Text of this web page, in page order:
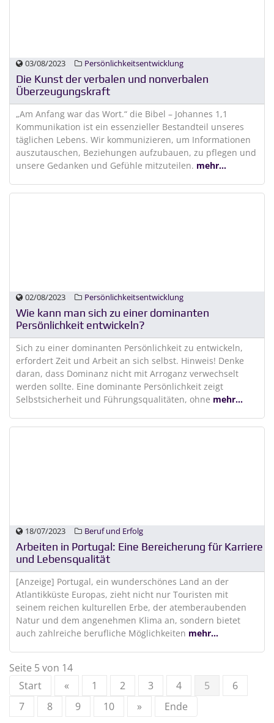
03/08/2023 Persönlichkeitsentwicklung
Die Kunst der verbalen und nonverbalen
Überzeugungskraft
„Am Anfang war das Wort.“ die Bibel – Johannes 1,1
Kommunikation ist ein essenzieller Bestandteil unseres
täglichen Lebens. Wir kommunizieren, um Informationen
auszutauschen, Beziehungen aufzubauen, zu pflegen und
unsere Gedanken und Gefühle mitzuteilen. mehr...
02/08/2023 Persönlichkeitsentwicklung
Wie kann man sich zu einer dominanten
Persönlichkeit entwickeln?
Sich zu einer dominanten Persönlichkeit zu entwickeln,
erfordert Zeit und Arbeit an sich selbst. Hinweis! Denke
daran, dass Dominanz nicht mit Arroganz verwechselt
werden sollte. Eine dominante Persönlichkeit zeigt
Selbstsicherheit und Führungsqualitäten, ohne mehr...
18/07/2023 Beruf und Erfolg
Arbeiten in Portugal: Eine Bereicherung für Karriere
und Lebensqualität
[Anzeige] Portugal, ein wunderschönes Land an der
Atlantikküste Europas, zieht nicht nur Touristen mit
seinem reichen kulturellen Erbe, der atemberaubenden
Natur und dem angenehmen Klima an, sondern bietet
auch zahlreiche berufliche Möglichkeiten mehr...
Seite 5 von 14
Start
« 1 2 3 4 5
6
7
8 9 10 » Ende